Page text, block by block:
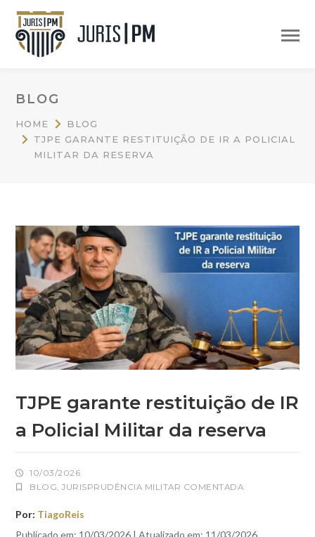
BLOG
HOME
BLOG
TJPE GARANTE RESTITUIÇÃO DE IR A POLICIAL
MILITAR DA RESERVA
TJPE garante restituição de IR
a Policial Militar da reserva
10/03/2026
BLOG,JURISPRUDÊNCIA MILITAR COMENTADA
Por: TiagoReis
Publicado em: 10/03/2026 | Atualizado em: 11/03/2026